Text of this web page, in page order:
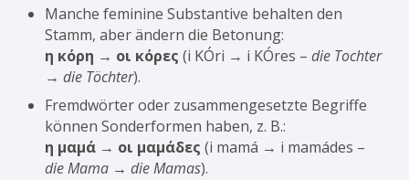
Manche feminine Substantive behalten den
Stamm, aber ändern die Betonung:
η κόρη → οι κόρες (i KÓri → i KÓres – die Tochter
→ die Töchter).
Fremdwörter oder zusammengesetzte Begriffe
können Sonderformen haben, z. B.:
η μαμά → οι μαμάδες (i mamá → i mamádes –
die Mama → die Mamas).